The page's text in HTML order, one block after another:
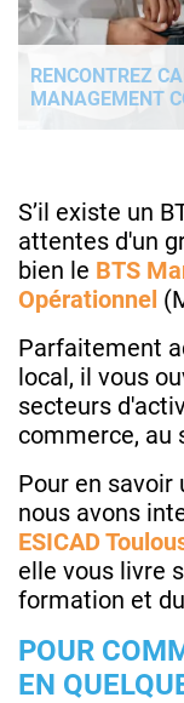
RENCONTREZ
MANAGEMENT
S’il existe un
attentes d'un
bien le BTS
Opérationnel
Parfaitement
local, il vous
secteurs
commerce, au
Pour en savoir
nous avons
ESICAD
elle vous livre
formation et
POUR
EN